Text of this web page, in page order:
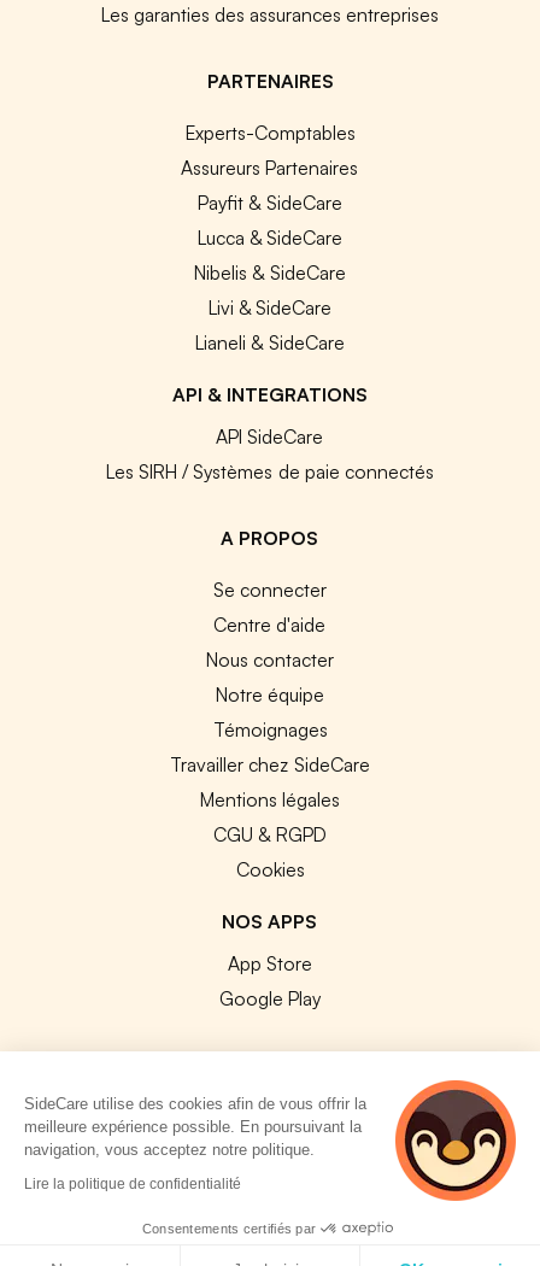
Les garanties des assurances entreprises
PARTENAIRES
Experts-Comptables
Assureurs Partenaires
Payfit & SideCare
Lucca & SideCare
Nibelis & SideCare
Livi & SideCare
Lianeli & SideCare
API & INTEGRATIONS
API SideCare
Les SIRH / Systèmes de paie connectés
A PROPOS
Se connecter
Centre d'aide
Nous contacter
Notre équipe
Témoignages
Travailler chez SideCare
Mentions légales
CGU & RGPD
Cookies
NOS APPS
App Store
Google Play
© 2026 SideCare. Tous droits réservés.
SideCare utilise des cookies afin de vous offrir la
meilleure expérience possible. En poursuivant la
navigation, vous acceptez notre politique.
Lire la politique de confidentialité
Consentements certifiés par
5 personnes
consultent
actuellement cette